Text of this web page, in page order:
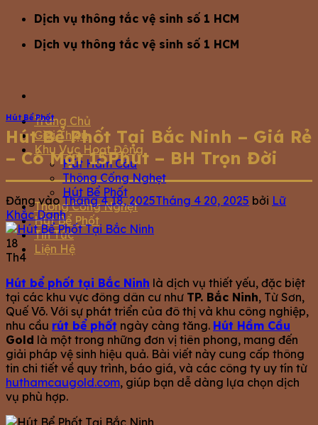
Dịch vụ thông tắc vệ sinh số 1 HCM
Dịch vụ thông tắc vệ sinh số 1 HCM
Trang Chủ
Giới Thiệu
Khu Vực Hoạt Động
Hút Hầm Cầu
Thông Cống Nghẹt
Hút Bể Phốt
Thông Cống Nghẹt
Hút Bể Phốt
Tin Tức
Liện Hệ
Hút Bể Phốt
Hút Bể Phốt Tại Bắc Ninh – Giá Rẻ
– Có Mặt 15Phút – BH Trọn Đời
Đăng vào Tháng 4 18, 2025Tháng 4 20, 2025 bởi Lữ
Khắc Danh
18
Th4
Hút bể phốt tại Bắc Ninh là dịch vụ thiết yếu, đặc biệt
tại các khu vực đông dân cư như TP. Bắc Ninh, Từ Sơn,
Quế Võ. Với sự phát triển của đô thị và khu công nghiệp,
nhu cầu rút bể phốt ngày càng tăng. Hút Hầm Cầu
Gold là một trong những đơn vị tiên phong, mang đến
giải pháp vệ sinh hiệu quả. Bài viết này cung cấp thông
tin chi tiết về quy trình, báo giá, và các công ty uy tín từ
huthamcaugold.com, giúp bạn dễ dàng lựa chọn dịch
vụ phù hợp.